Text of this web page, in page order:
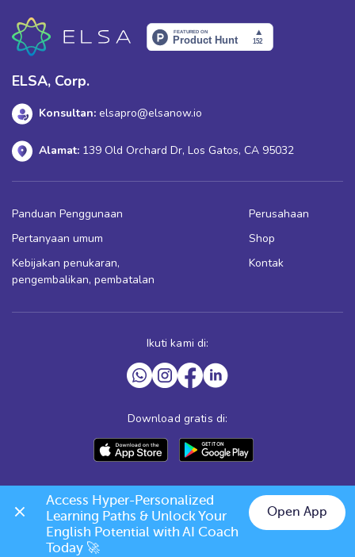
ELSA, Corp.
Konsultan: elsapro@elsanow.io
Alamat: 139 Old Orchard Dr, Los Gatos, CA 95032
Panduan Penggunaan
Pertanyaan umum
Kebijakan penukaran,
pengembalikan, pembatalan
Perusahaan
Shop
Kontak
Ikuti kami di:
Download gratis di:
Access Hyper-Personalized
Learning Paths & Unlock Your
English Potential with AI Coach
Today 🚀
Open App